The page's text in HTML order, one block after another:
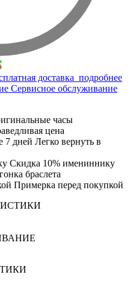
доставка подробнее
Сервисное обслуживание
часы
цена
Легко вернуть в
Скидка 10% имениннику
браслета
Примерка перед покупкой